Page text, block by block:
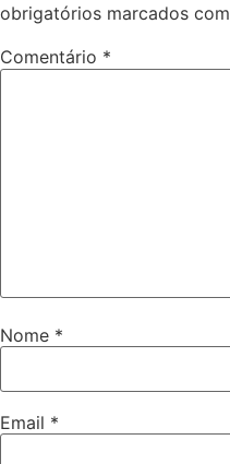
obrigatórios marcados com
Comentário *
Nome *
Email *